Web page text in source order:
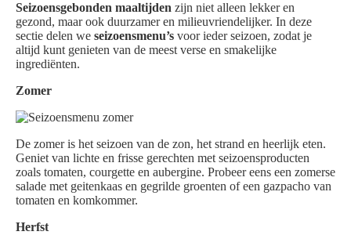
Seizoensgebonden maaltijden zijn niet alleen lekker en
gezond, maar ook duurzamer en milieuvriendelijker. In deze
sectie delen we seizoensmenu’s voor ieder seizoen, zodat je
altijd kunt genieten van de meest verse en smakelijke
ingrediënten.
Zomer
De zomer is het seizoen van de zon, het strand en heerlijk eten.
Geniet van lichte en frisse gerechten met seizoensproducten
zoals tomaten, courgette en aubergine. Probeer eens een zomerse
salade met geitenkaas en gegrilde groenten of een gazpacho van
tomaten en komkommer.
Herfst